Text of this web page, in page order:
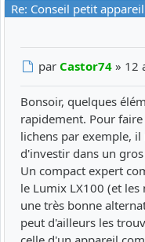
Re: Conseil petit appareil
Message
par Castor74 » 12
Bonsoir, quelques
rapidement. Pour
lichens par exemple,
d'investir dans un
Un compact expert
le Lumix LX100 (et
une très bonne
peut d'ailleurs les